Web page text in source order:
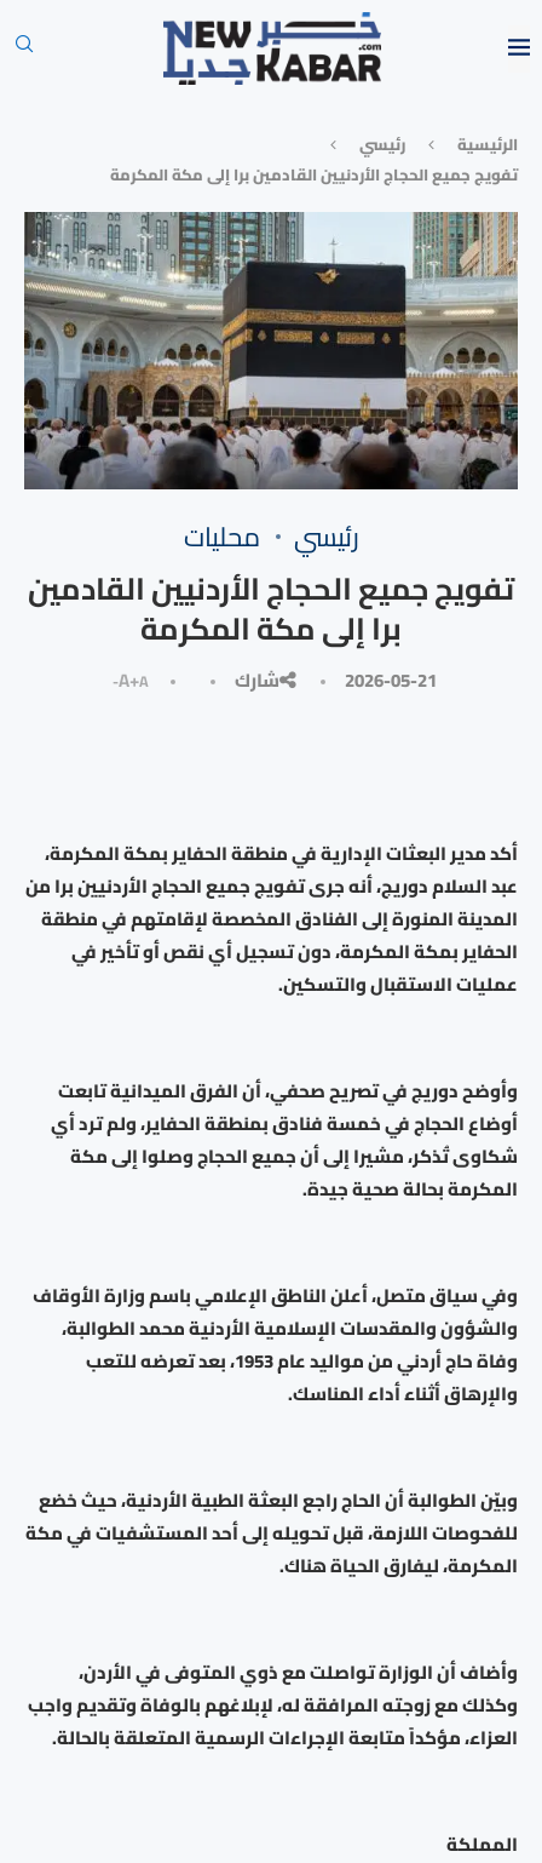
الرئيسية
رئيسي
تفويج جميع الحجاج الأردنيين القادمين برا إلى مكة المكرمة
رئيسي محليات
تفويج جميع الحجاج الأردنيين القادمين
برا إلى مكة المكرمة
2026-05-21 شارك A+A-
أكد مدير البعثات الإدارية في منطقة الحفاير بمكة المكرمة،
عبد السلام دوريج، أنه جرى تفويج جميع الحجاج الأردنيين برا من
المدينة المنورة إلى الفنادق المخصصة لإقامتهم في منطقة
الحفاير بمكة المكرمة، دون تسجيل أي نقص أو تأخير في
عمليات الاستقبال والتسكين.
وأوضح دوريج في تصريح صحفي، أن الفرق الميدانية تابعت
أوضاع الحجاج في خمسة فنادق بمنطقة الحفاير، ولم ترد أي
شكاوى تُذكر، مشيرا إلى أن جميع الحجاج وصلوا إلى مكة
المكرمة بحالة صحية جيدة.
وفي سياق متصل، أعلن الناطق الإعلامي باسم وزارة الأوقاف
والشؤون والمقدسات الإسلامية الأردنية محمد الطوالبة،
وفاة حاج أردني من مواليد عام 1953، بعد تعرضه للتعب
والإرهاق أثناء أداء المناسك.
وبيّن الطوالبة أن الحاج راجع البعثة الطبية الأردنية، حيث خضع
للفحوصات اللازمة، قبل تحويله إلى أحد المستشفيات في مكة
المكرمة، ليفارق الحياة هناك.
وأضاف أن الوزارة تواصلت مع ذوي المتوفى في الأردن،
وكذلك مع زوجته المرافقة له، لإبلاغهم بالوفاة وتقديم واجب
العزاء، مؤكداً متابعة الإجراءات الرسمية المتعلقة بالحالة.
المملكة